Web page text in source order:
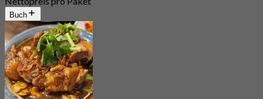
Buch